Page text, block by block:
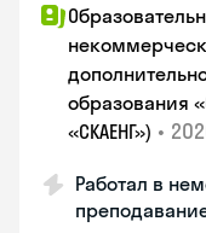
образования
«СКАЕНГ») •
Работал в